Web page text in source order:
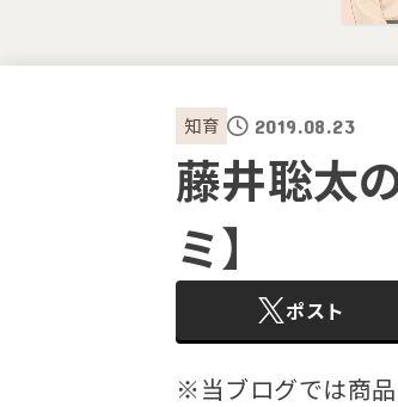
知育 2019.08.23
藤井聡太
ミ】
ポスト
※当ブログでは商品